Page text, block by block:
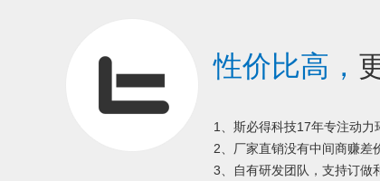
性价比高，
1、斯必得科技17年专注动
2、厂家直销没有中间商赚差
3、自有研发团队，支持订做